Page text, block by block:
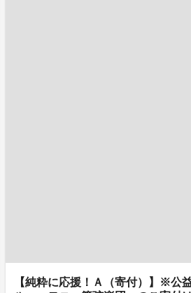
【純粋に応援！Ａ（寄付）】※公